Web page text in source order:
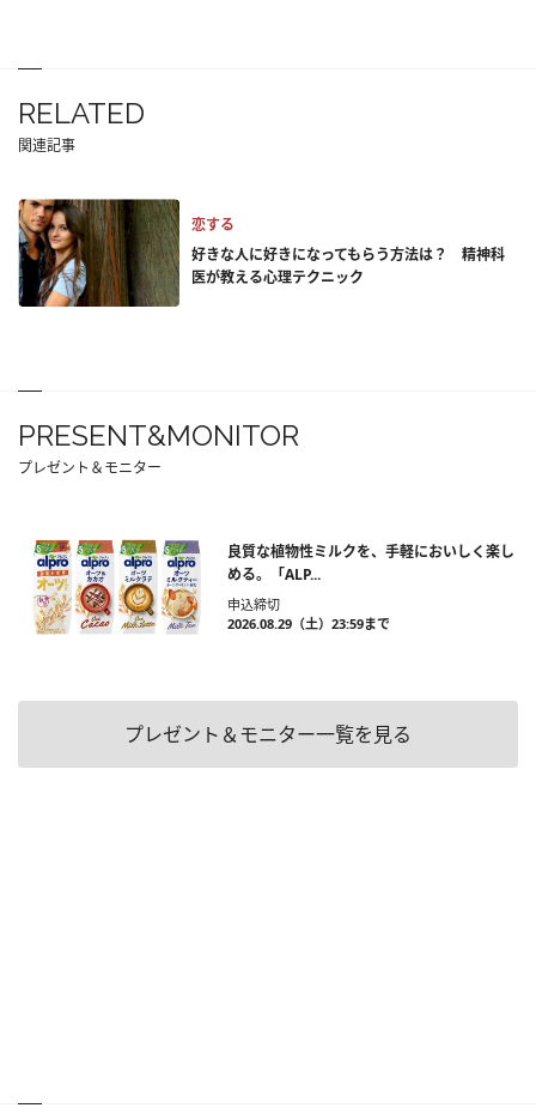
RELATED
関連記事
恋する
好きな人に好きになってもらう方法は？ 精神科
医が教える心理テクニック
PRESENT&MONITOR
プレゼント＆モニター
良質な植物性ミルクを、手軽においしく楽し
める。「ALP...
申込締切
2026.08.29（土）23:59まで
プレゼント＆モニター一覧を見る